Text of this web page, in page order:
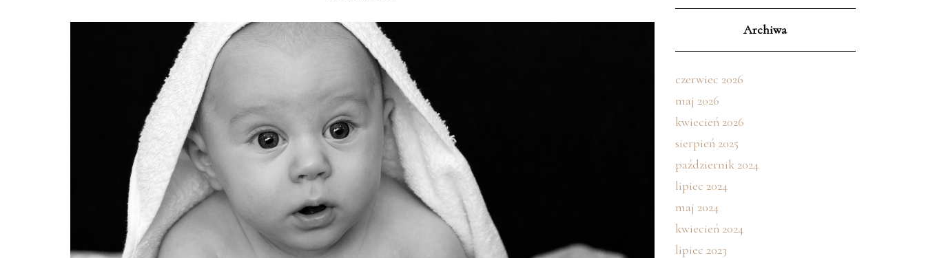
Archiwa
czerwiec 2026
maj 2026
kwiecień 2026
sierpień 2025
październik 2024
lipiec 2024
maj 2024
kwiecień 2024
lipiec 2023